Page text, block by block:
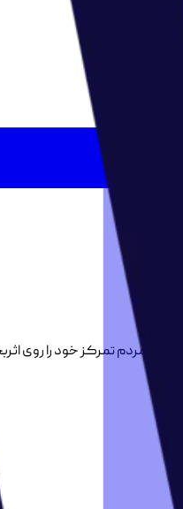
است مردم تمرکز خود را روی